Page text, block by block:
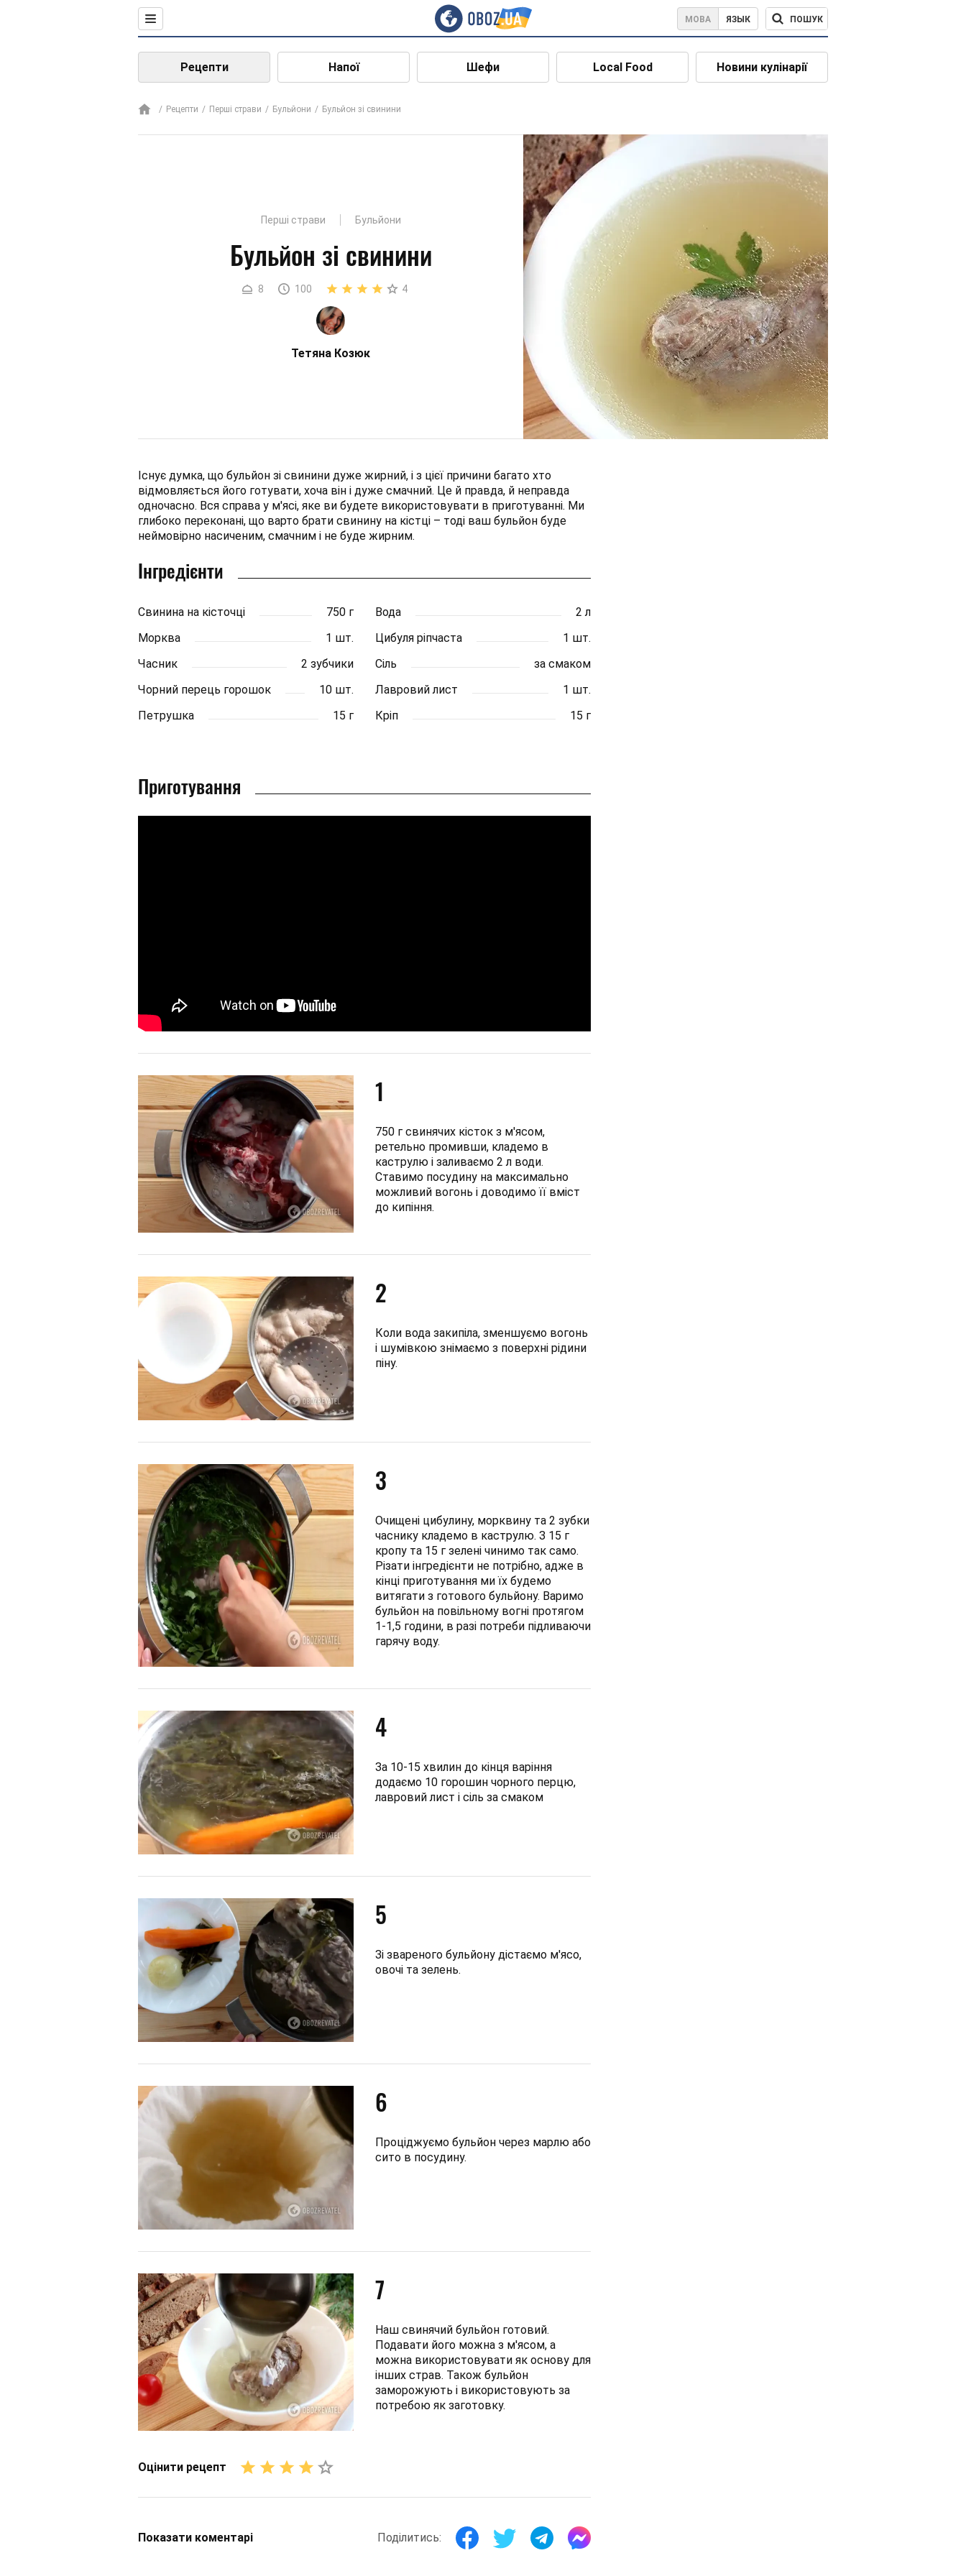
МОВА ЯЗЫК ПОШУК
Рецепти Напої Шефи Local Food Новини кулінарії
Рецепти Перші страви Бульйони Бульйон зі свинини
Перші страви Бульйони
Бульйон зі свинини
8 100 4
Тетяна Козюк
Існує думка, що бульйон зі свинини дуже жирний, і з цієї причини багато хто
відмовляється його готувати, хоча він і дуже смачний. Це й правда, й неправда
одночасно. Вся справа у м'ясі, яке ви будете використовувати в приготуванні. Ми
глибоко переконані, що варто брати свинину на кістці – тоді ваш бульйон буде
неймовірно насиченим, смачним і не буде жирним.
Інгредієнти
Свинина на кісточці 750 г Вода
2 л
Морква
1 шт. Цибуля ріпчаста
1 шт.
Часник
2 зубчики Сіль
за смаком
Чорний перець горошок
10 шт. Лавровий лист
1 шт.
Петрушка
15 г Кріп 15 г
Приготування
1
750 г свинячих кісток з м'ясом,
ретельно промивши, кладемо в
каструлю і заливаємо 2 л води.
Ставимо посудину на максимально
можливий вогонь і доводимо її вміст
до кипіння.
2
Коли вода закипіла, зменшуємо вогонь
і шумівкою знімаємо з поверхні рідини
піну.
3
Очищені цибулину, морквину та 2 зубки
часнику кладемо в каструлю. З 15 г
кропу та 15 г зелені чинимо так само.
Різати інгредієнти не потрібно, адже в
кінці приготування ми їх будемо
витягати з готового бульйону. Варимо
бульйон на повільному вогні протягом
1-1,5 години, в разі потреби підливаючи
гарячу воду.
4
За 10-15 хвилин до кінця варіння
додаємо 10 горошин чорного перцю,
лавровий лист і сіль за смаком
5
Зі звареного бульйону дістаємо м'ясо,
овочі та зелень.
6
Проціджуємо бульйон через марлю або
сито в посудину.
7
Наш свинячий бульйон готовий.
Подавати його можна з м'ясом, а
можна використовувати як основу для
інших страв. Також бульйон
заморожують і використовують за
потребою як заготовку.
Оцінити рецепт
Показати коментарі Поділитись: